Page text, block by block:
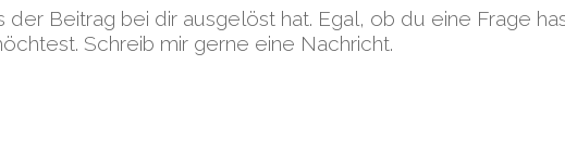
der Beitrag bei dir ausgelöst hat. Egal, ob du eine Frage
Schreib mir gerne eine Nachricht.